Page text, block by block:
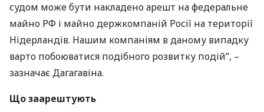
судом може бути накладено арешт на федеральне
майно РФ і майно держкомпаній Росії на території
Нідерландів. Нашим компаніям в даному випадку
варто побоюватися подібного розвитку подій”, –
зазначає Дагагавіна.
Що заарештують